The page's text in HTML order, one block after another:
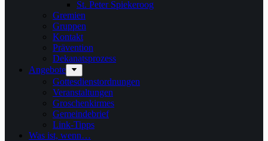
St. Peter Spiekeroog
Gremien
Gruppen
Kontakt
Prävention
Dekanatsprozess
Angebote
Gottesdienstordnungen
Veranstaltungen
Groschenkirmes
Gemeindebrief
Link-Tipps
Was ist, wenn…